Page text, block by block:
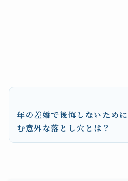
年の差婚で後悔しないため
む意外な落とし穴とは？